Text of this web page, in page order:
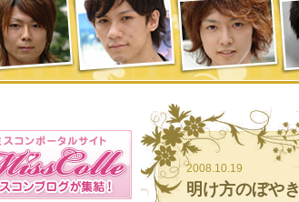
2008.10.19
明け方のぼやき